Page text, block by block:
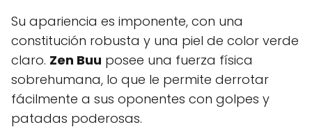
Su apariencia es imponente, con una
constitución robusta y una piel de color verde
claro. Zen Buu posee una fuerza física
sobrehumana, lo que le permite derrotar
fácilmente a sus oponentes con golpes y
patadas poderosas.